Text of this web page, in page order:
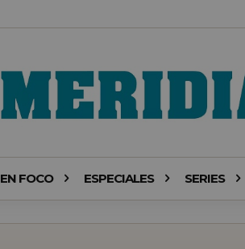
EN FOCO ESPECIALES SERIES